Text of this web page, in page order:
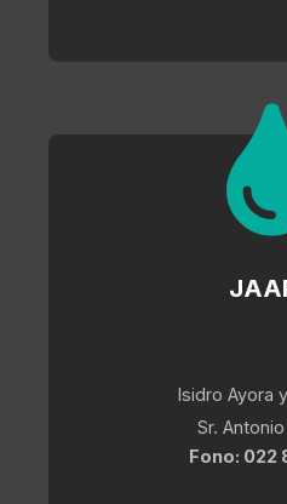
Isidro Ayora
Sr.
Fono: 022